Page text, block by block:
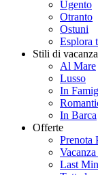
Ugento
Otranto
Ostuni
Esplora
Stili di vacanza
Al Mare
Lusso
In
In Barca
Offerte
Prenota
Last